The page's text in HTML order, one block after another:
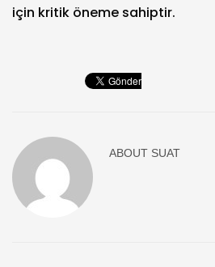
için kritik öneme sahiptir.
ABOUT SUAT